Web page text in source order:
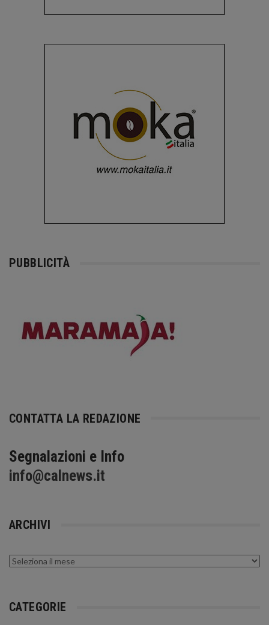
PUBBLICITÀ
CONTATTA LA REDAZIONE
Segnalazioni e Info
info@calnews.it
ARCHIVI
Archivi
CATEGORIE